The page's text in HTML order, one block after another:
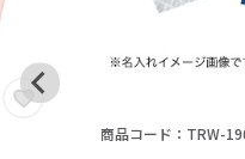
商品コード：TRW-